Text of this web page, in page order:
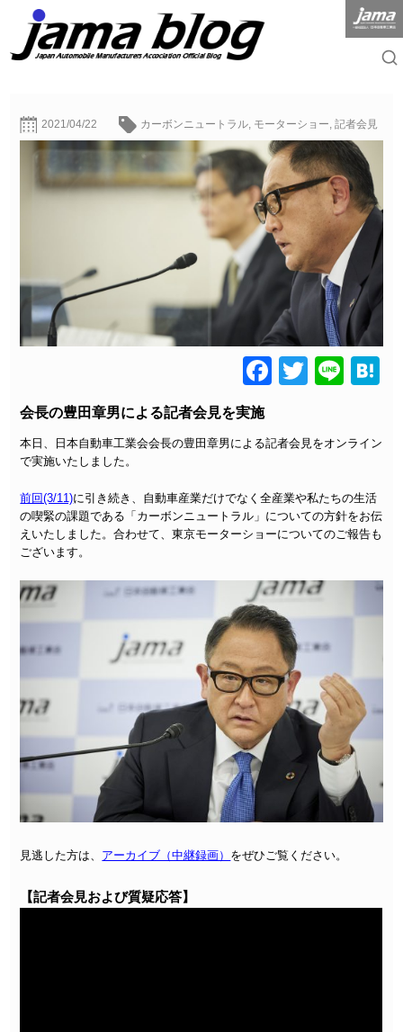
2021/04/22 カーボンニュートラル モーターショー ,記者会見
Facebook
Twitter
Line
会長の豊田章男による記者会見を実施
本日、日本自動車工業会会長の豊田章男による記者会見をオンライン
で実施いたしました。
前回(3/11)に引き続き、自動車産業だけでなく全産業や私たちの生活
の喫緊の課題である「カーボンニュートラル」についての方針をお伝
えいたしました。合わせて、東京モーターショーについてのご報告も
ございます。
見逃した方は、 アーカイブ（中継録画） をぜひご覧ください。
【記者会見および質疑応答】